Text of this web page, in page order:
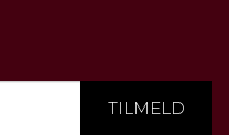
TILMELD